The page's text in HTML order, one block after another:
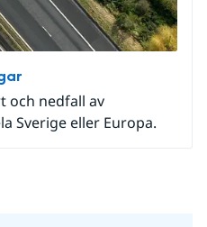
och nedfall av
Sverige eller Europa.